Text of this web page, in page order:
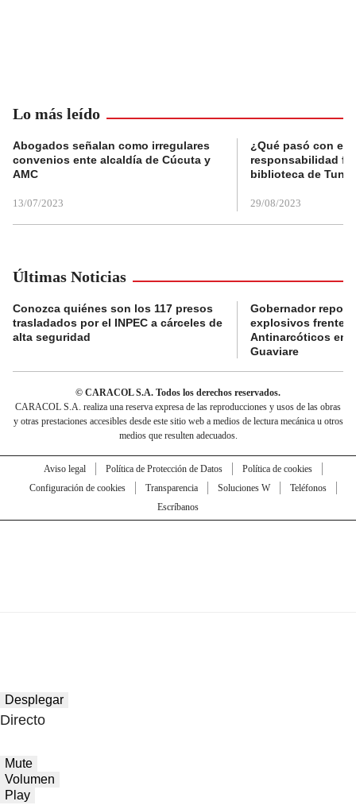
Lo más leído
Abogados señalan como irregulares
convenios ente alcaldía de Cúcuta y
AMC
13/07/2023
¿Qué pasó con el
responsabilidad
biblioteca de
29/08/2023
Últimas Noticias
Conozca quiénes son los 117 presos
trasladados por el INPEC a cárceles de
alta seguridad
Gobernador
explosivos frente a
Antinarcóticos en
Guaviare
© CARACOL S.A. Todos los derechos reservados.
CARACOL S.A. realiza una reserva expresa de las reproducciones y usos de las obras
y otras prestaciones accesibles desde este sitio web a medios de lectura mecánica u otros
medios que resulten adecuados.
Aviso legal Política de Protección de Datos
Política de cookies
Configuración de cookies
Transparencia Soluciones W
Teléfonos
Escríbanos
Desplegar
Directo
Mute
Volumen
Play